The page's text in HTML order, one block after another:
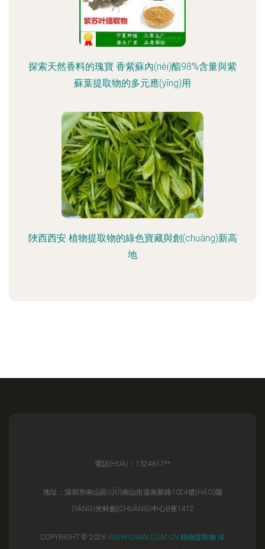
探索天然香料的瑰寶 香紫蘇內(nèi)酯98%含量與紫
蘇葉提取物的多元應(yīng)用
陜西西安 植物提取物的綠色寶藏與創(chuàng)新高
地
電話(HUÀ)：1324617**
地址：深圳市南山區(QŪ)南山街道南新路1024號(HÀO)陽
(YÁNG)光科創(CHUÀNG)中心B座1412
COPYRIGHT © 2026 WWW.CNAN.COM.CN 植物提取物 深